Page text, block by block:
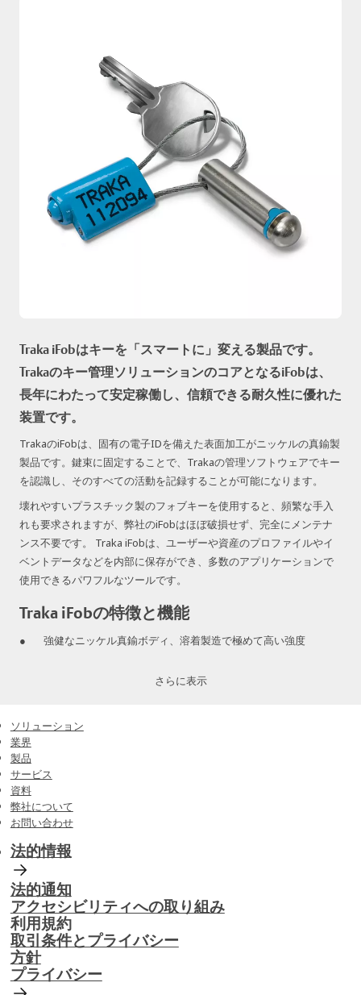
Traka iFobはキーを「スマートに」変える製品です。
Trakaのキー管理ソリューションのコアとなるiFobは、
長年にわたって安定稼働し、信頼できる耐久性に優れた
装置です。
TrakaのiFobは、固有の電子IDを備えた表面加工がニッケルの真鍮製
製品です。鍵束に固定することで、Trakaの管理ソフトウェアでキー
を認識し、そのすべての活動を記録することが可能になります。
壊れやすいプラスチック製のフォブキーを使用すると、頻繁な手入
れも要求されますが、弊社のiFobはほぼ破損せず、完全にメンテナ
ンス不要です。 Traka iFobは、ユーザーや資産のプロファイルやイ
ベントデータなどを内部に保存ができ、多数のアプリケーションで
使用できるパワフルなツールです。
Traka iFobの特徴と機能
強健なニッケル真鍮ボディ、溶着製造で極めて高い強度
保護等級IP67(防水、防塵)
として同じものはありません。
iFobにデータプロファイルまたはイベントを保存する読み出
し、書き込み能力
レセプターストリップでロックできるタイプは鍵束の固定が可
さらに表示
ソリューション
業界
製品
サービス
資料
弊社について
お問い合わせ
法的情報
法的通知
アクセシビリティへの取り組み
利用規約
取引条件とプライバシー
方針
プライバシー